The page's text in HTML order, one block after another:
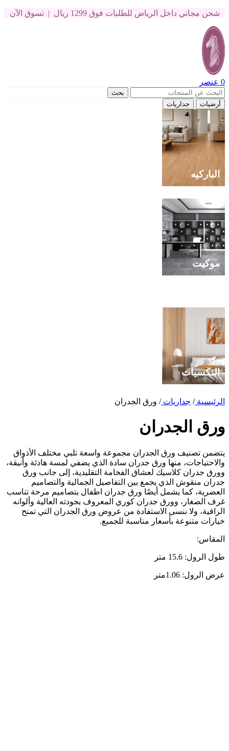
شحن مجاني داخل الرياض للطلبات فوق 1299 ريال | تسوق الآن
0 عنصر
بحث
أرضيات
جداريات
الباركيه
موكيت
التكسيات
الرئيسية/ جداريات/ ورق الجدران
ورق الجدران
يتضمن تصنيف ورق الجدران مجموعة واسعة تلبي مختلف الأذواق
والاحتياجات، منها ورق جدران سادة الذي يضفي لمسة هادئة وأنيقة،
وورق جدران كلاسيك لعشاق الفخامة التقليدية، إلى جانب ورق
جدران منقوش الذي يجمع بين التفاصيل الجمالية والتصاميم
العصرية، كما يشمل أيضًا ورق جدران اطفال بتصاميم مرحة تناسب
غرف الصغار، وورق جدران كوري المعروف بجودته العالية وألوانه
الراقية، ولا ننسى الاستفادة من عروض ورق الجدران التي تمنح
خيارات متنوعة بأسعار مناسبة للجميع.
المقاس:
طول الرول: 15.6 متر
عرض الرول: 1.06متر